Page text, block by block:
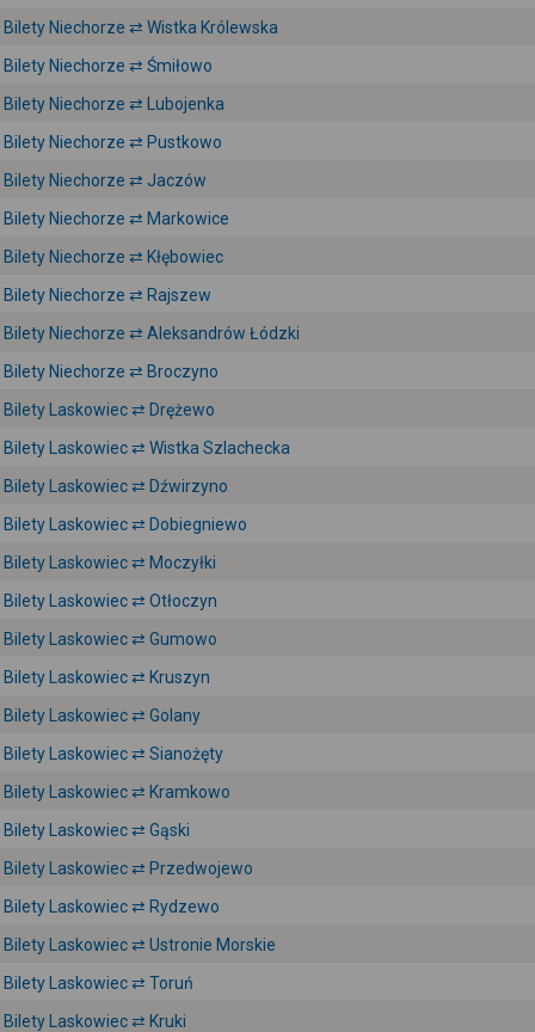
Bilety Niechorze ⇄ Wistka Królewska
Bilety Niechorze ⇄ Śmiłowo
Bilety Niechorze ⇄ Lubojenka
Bilety Niechorze ⇄ Pustkowo
Bilety Niechorze ⇄ Jaczów
Bilety Niechorze ⇄ Markowice
Bilety Niechorze ⇄ Kłębowiec
Bilety Niechorze ⇄ Rajszew
Bilety Niechorze ⇄ Aleksandrów Łódzki
Bilety Niechorze ⇄ Broczyno
Bilety Laskowiec ⇄ Drężewo
Bilety Laskowiec ⇄ Wistka Szlachecka
Bilety Laskowiec ⇄ Dźwirzyno
Bilety Laskowiec ⇄ Dobiegniewo
Bilety Laskowiec ⇄ Moczyłki
Bilety Laskowiec ⇄ Otłoczyn
Bilety Laskowiec ⇄ Gumowo
Bilety Laskowiec ⇄ Kruszyn
Bilety Laskowiec ⇄ Golany
Bilety Laskowiec ⇄ Sianożęty
Bilety Laskowiec ⇄ Kramkowo
Bilety Laskowiec ⇄ Gąski
Bilety Laskowiec ⇄ Przedwojewo
Bilety Laskowiec ⇄ Rydzewo
Bilety Laskowiec ⇄ Ustronie Morskie
Bilety Laskowiec ⇄ Toruń
Bilety Laskowiec ⇄ Kruki